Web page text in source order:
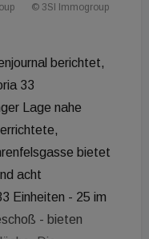
© 3SI Immogroup
berichtet,
33
Lage nahe
bietet
acht
Einheiten - 25 im
- bieten